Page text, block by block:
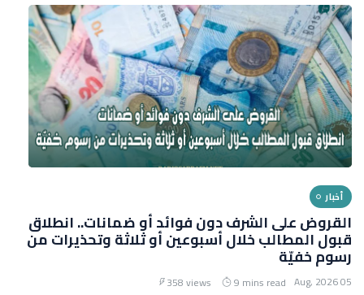
أخبار
القروض على الشرف دون فوائد أو ضمانات.. انطلاق
قبول المطالب خلال أسبوعين أو ثلاثة وتحذيرات من
رسوم خفيّة
05 Aug, 2026
9 mins read
358 views